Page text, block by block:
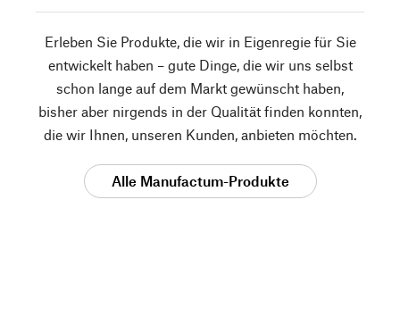
Erleben Sie Produkte, die wir in Eigenregie für Sie
entwickelt haben – gute Dinge, die wir uns selbst
schon lange auf dem Markt gewünscht haben,
bisher aber nirgends in der Qualität finden konnten,
die wir Ihnen, unseren Kunden, anbieten möchten.
Alle Manufactum-Produkte